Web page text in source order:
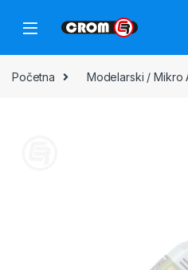
Početna Modelarski / Mikro